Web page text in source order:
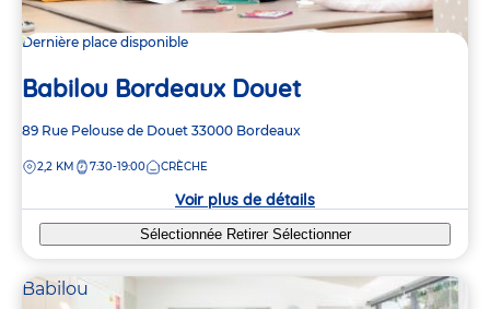
Dernière place disponible
Babilou Bordeaux Douet
Adresse
la
89 Rue Pelouse de Douet 33000 Bordeaux
DISTANCE
2,2 KM 7:30-19:00 CRÈCHE
Voir plus de détails
Sélectionnée Retirer Sélectionner
Babilou